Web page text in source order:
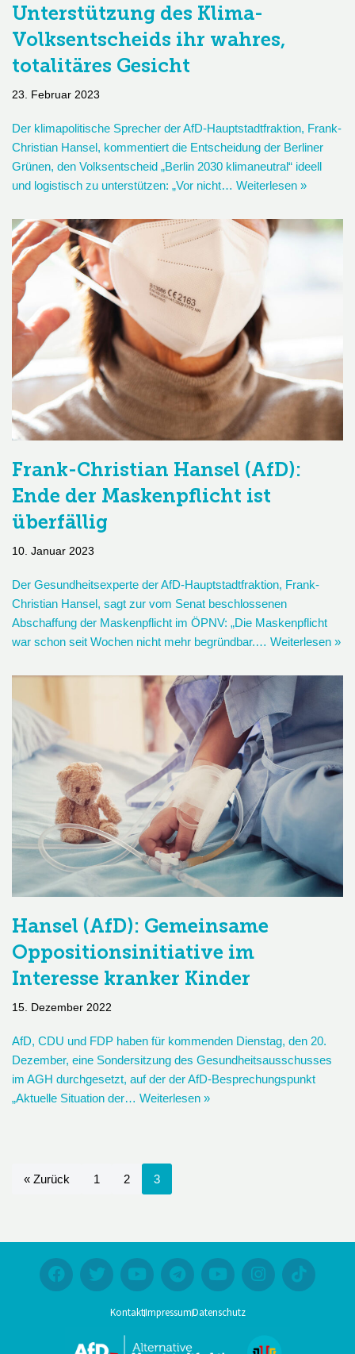
Unterstützung des Klima-
Volksentscheids ihr wahres,
totalitäres Gesicht
23. Februar 2023
Der klimapolitische Sprecher der AfD-Hauptstadtfraktion, Frank-
Christian Hansel, kommentiert die Entscheidung der Berliner
Grünen, den Volksentscheid „Berlin 2030 klimaneutral“ ideell
und logistisch zu unterstützen: „Vor nicht… Weiterlesen »
Frank-Christian Hansel (AfD):
Ende der Maskenpflicht ist
überfällig
10. Januar 2023
Der Gesundheitsexperte der AfD-Hauptstadtfraktion, Frank-
Christian Hansel, sagt zur vom Senat beschlossenen
Abschaffung der Maskenpflicht im ÖPNV: „Die Maskenpflicht
war schon seit Wochen nicht mehr begründbar.… Weiterlesen »
Hansel (AfD): Gemeinsame
Oppositionsinitiative im
Interesse kranker Kinder
15. Dezember 2022
AfD, CDU und FDP haben für kommenden Dienstag, den 20.
Dezember, eine Sondersitzung des Gesundheitsausschusses
im AGH durchgesetzt, auf der der AfD-Besprechungspunkt
„Aktuelle Situation der… Weiterlesen »
« Zurück 1 2 3
KontaktImpressumDatenschutz